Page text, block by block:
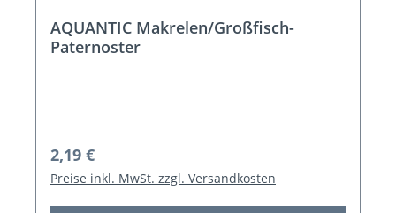
AQUANTIC Makrelen/Großfisch-
Paternoster
Regulärer Preis:
2,19 €
Preise inkl. MwSt. zzgl. Versandkosten